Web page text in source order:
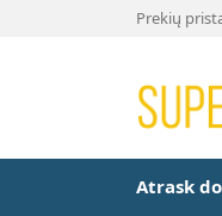
Prekių
Atrask